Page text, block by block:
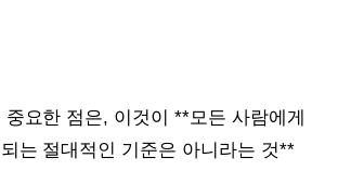
요한 점은, 이것이 **모든 사람에게
는 절대적인 기준은 아니라는 것**